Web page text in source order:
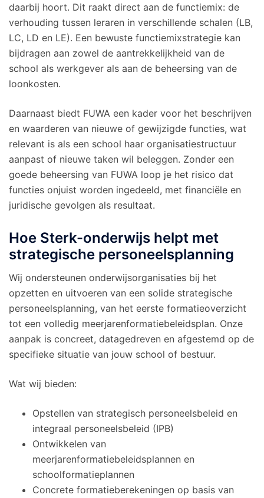
daarbij hoort. Dit raakt direct aan de functiemix: de
verhouding tussen leraren in verschillende schalen (LB,
LC, LD en LE). Een bewuste functiemixstrategie kan
bijdragen aan zowel de aantrekkelijkheid van de
school als werkgever als aan de beheersing van de
loonkosten.
Daarnaast biedt FUWA een kader voor het beschrijven
en waarderen van nieuwe of gewijzigde functies, wat
relevant is als een school haar organisatiestructuur
aanpast of nieuwe taken wil beleggen. Zonder een
goede beheersing van FUWA loop je het risico dat
functies onjuist worden ingedeeld, met financiële en
juridische gevolgen als resultaat.
Hoe Sterk-onderwijs helpt met
strategische personeelsplanning
Wij ondersteunen onderwijsorganisaties bij het
opzetten en uitvoeren van een solide strategische
personeelsplanning, van het eerste formatieoverzicht
tot een volledig meerjarenformatiebeleidsplan. Onze
aanpak is concreet, datagedreven en afgestemd op de
specifieke situatie van jouw school of bestuur.
Wat wij bieden:
Opstellen van strategisch personeelsbeleid en
integraal personeelsbeleid (IPB)
Ontwikkelen van
meerjarenformatiebeleidsplannen en
schoolformatieplannen
Concrete formatieberekeningen op basis van